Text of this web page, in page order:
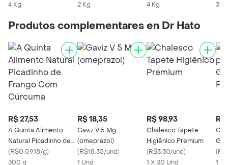
4 Kg
2 Kg
4 Kg
3
Produtos complementares en Dr Hato
R$ 27,53
A Quinta Alimento
Natural Picadinho de
Frango Com Cúrcuma
(R$0.0918/g)
300 g
R$ 18,35
Gaviz V 5 Mg
(omeprazol)
(R$18.35/und)
1 Und
R$ 98,93
Chalesco Tapete
Higiênico Premium
(R$3.30/und)
1 X 30 Und
R$
(
1 X